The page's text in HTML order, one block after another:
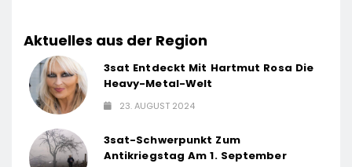
Aktuelles aus der Region
3sat Entdeckt Mit Hartmut Rosa Die
Heavy-Metal-Welt
23. AUGUST 2024
3sat-Schwerpunkt Zum
Antikriegstag Am 1. September